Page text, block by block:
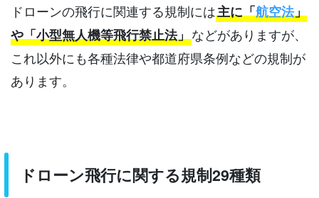
ドローンの飛行に関連する規制には主に「航空法」
や「小型無人機等飛行禁止法」などがありますが、
これ以外にも各種法律や都道府県条例などの規制が
あります。
ドローン飛行に関する規制29種類